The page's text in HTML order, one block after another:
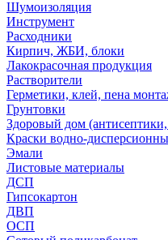
Шумоизоляция
Инструмент
Расходники
Кирпич, ЖБИ, блоки
Лакокрасочная продукция
Растворители
Герметики, клей, пена
Грунтовки
Здоровый дом
Краски водно-
Эмали
Листовые материалы
ДСП
Гипсокартон
ДВП
ОСП